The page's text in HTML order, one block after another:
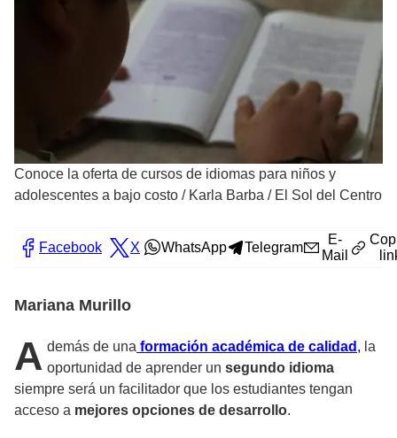
Conoce la oferta de cursos de idiomas para niños y
adolescentes a bajo costo / Karla Barba / El Sol del Centro
Facebook X WhatsApp Telegram
E-
Mail
Mariana Murillo
A demás de una formación académica de calidad , la
oportunidad de aprender un segundo idioma
siempre será un facilitador que los estudiantes tengan
acceso a mejores opciones de desarrollo.